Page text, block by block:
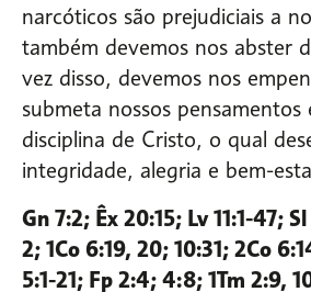
narcóticos são prejudiciais a
também devemos nos abster
vez disso, devemos nos
submeta nossos pensamentos
disciplina de Cristo, o qual
integridade, alegria e bem-
Gn 7:2; Êx 20:15; Lv 11:1-47;
2; 1Co 6:19, 20; 10:31; 2Co
5:1-21; Fp 2:4; 4:8; 1Tm 2:9,